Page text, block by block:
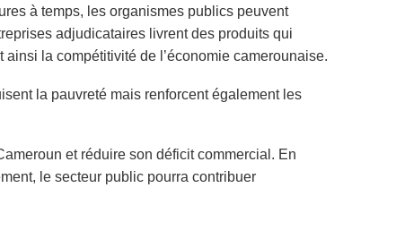
à temps, les organismes publics peuvent
adjudicataires livrent des produits qui
la compétitivité de l’économie camerounaise.
la pauvreté mais renforcent également les
et réduire son déficit commercial. En
le secteur public pourra contribuer